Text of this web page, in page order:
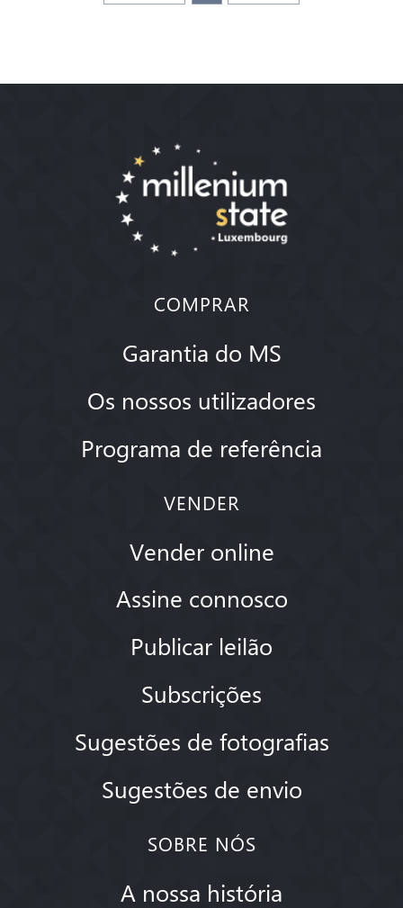
COMPRAR
Garantia do MS
Os nossos utilizadores
Programa de referência
VENDER
Vender online
Assine connosco
Publicar leilão
Subscrições
Sugestões de fotografias
Sugestões de envio
SOBRE NÓS
A nossa história